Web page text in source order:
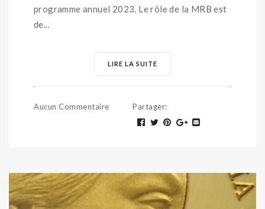
programme annuel 2023. Le rôle de la MRB est
de...
LIRE LA SUITE
Aucun Commentaire Partager: